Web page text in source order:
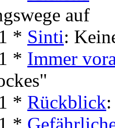
auf
* Sinti:
* Immer
* Rückblick
*